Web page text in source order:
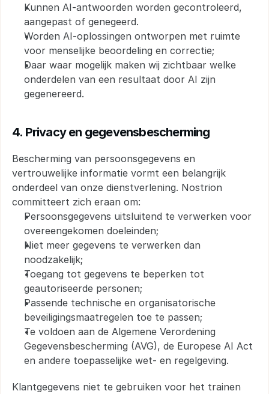
Kunnen AI-antwoorden worden gecontroleerd,
aangepast of genegeerd.
Worden AI-oplossingen ontworpen met ruimte
voor menselijke beoordeling en correctie;
Daar waar mogelijk maken wij zichtbaar welke
onderdelen van een resultaat door AI zijn
gegenereerd.
4. Privacy en gegevensbescherming
Bescherming van persoonsgegevens en
vertrouwelijke informatie vormt een belangrijk
onderdeel van onze dienstverlening. Nostrion
committeert zich eraan om:
Persoonsgegevens uitsluitend te verwerken voor
overeengekomen doeleinden;
Niet meer gegevens te verwerken dan
noodzakelijk;
Toegang tot gegevens te beperken tot
geautoriseerde personen;
Passende technische en organisatorische
beveiligingsmaatregelen toe te passen;
Te voldoen aan de Algemene Verordening
Gegevensbescherming (AVG), de Europese AI Act
en andere toepasselijke wet- en regelgeving.
Klantgegevens niet te gebruiken voor het trainen